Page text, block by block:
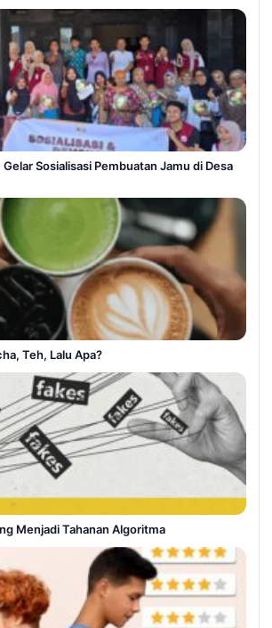
Sosialisasi Pembuatan Jamu di Desa
Teh, Lalu Apa?
Menjadi Tahanan Algoritma